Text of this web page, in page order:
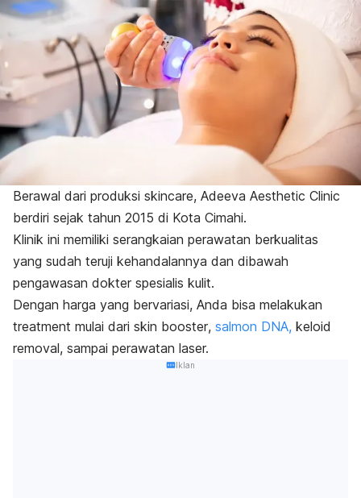
Berawal dari produksi skincare, Adeeva Aesthetic Clinic
berdiri sejak tahun 2015 di Kota Cimahi.
Klinik ini memiliki serangkaian perawatan berkualitas
yang sudah teruji kehandalannya dan dibawah
pengawasan dokter spesialis kulit.
Dengan harga yang bervariasi, Anda bisa melakukan
treatment mulai dari skin booster, salmon DNA, keloid
removal, sampai perawatan laser.
Iklan